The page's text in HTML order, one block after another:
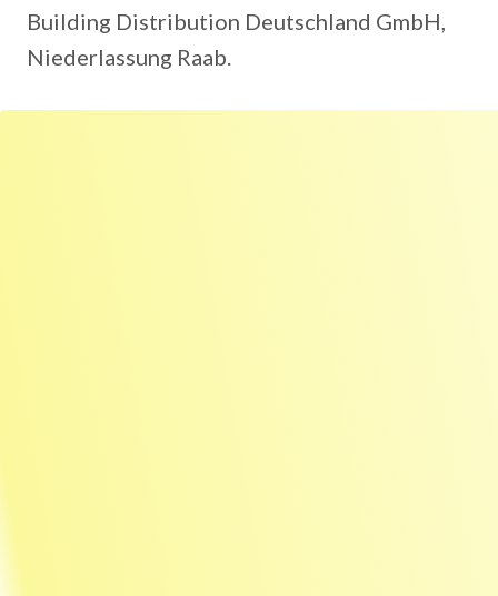
Building Distribution Deutschland GmbH,
Niederlassung Raab.